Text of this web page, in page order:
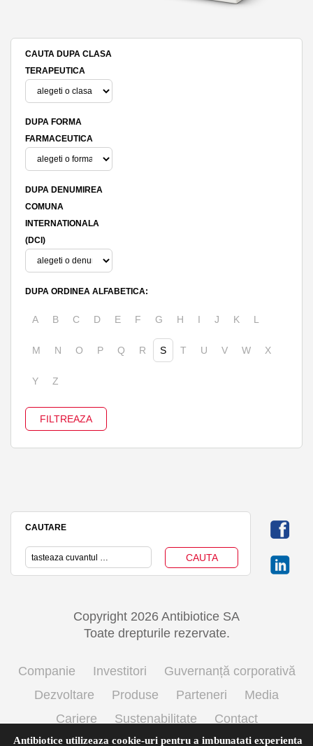
CAUTA DUPA CLASA
TERAPEUTICA
DUPA FORMA
FARMACEUTICA
DUPA DENUMIREA
COMUNA
INTERNATIONALA
(DCI)
DUPA ORDINEA ALFABETICA:
A B C D E F G H I J K L
M N O P Q R S T U V W X
Y Z
CAUTARE
Copyright 2026 Antibiotice SA
Toate drepturile rezervate.
Companie Investitori
Guvernanță corporativă
Dezvoltare
Produse Parteneri
Media
Cariere
Sustenabilitate
Contact
Termeni si conditii de utilizare
Politica cookie
Antibiotice utilizeaza cookie-uri pentru a imbunatati experienta